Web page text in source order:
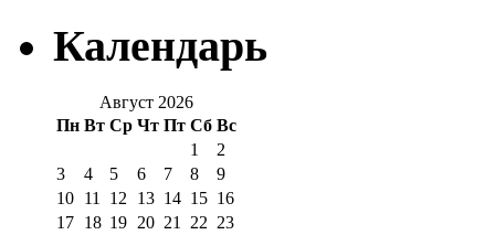
Календарь
Август 2026
Пн Вт Ср Чт Пт Сб Вс
1
2
3
4 5 6 7 8
9
10 11 12 13 14 15 16
17 18 19 20 21 22 23